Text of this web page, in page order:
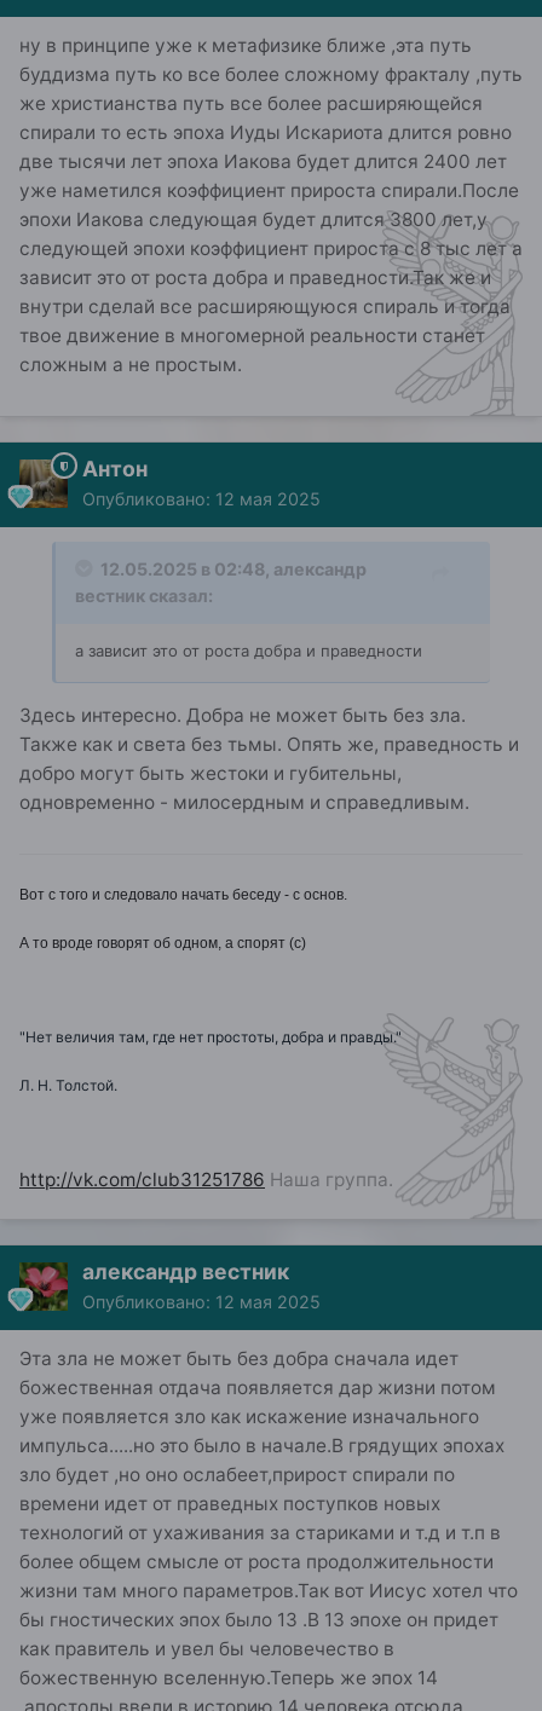
ну в принципе уже к метафизике ближе ,эта путь
буддизма путь ко все более сложному фракталу ,путь
же христианства путь все более расширяющейся
спирали то есть эпоха Иуды Искариота длится ровно
две тысячи лет эпоха Иакова будет длится 2400 лет
уже наметился коэффициент прироста спирали.После
эпохи Иакова следующая будет длится 3800 лет,у
следующей эпохи коэффициент прироста с 8 тыс лет а
зависит это от роста добра и праведности.Так же и
внутри сделай все расширяющуюся спираль и тогда
твое движение в многомерной реальности станет
сложным а не простым.
Антон
Опубликовано: 12 мая 2025
12.05.2025 в 02:48, александр
вестник сказал:
а зависит это от роста добра и праведности
Здесь интересно. Добра не может быть без зла.
Также как и света без тьмы. Опять же, праведность и
добро могут быть жестоки и губительны,
одновременно - милосердным и справедливым.
Вот с того и следовало начать беседу - с основ.
А то вроде говорят об одном, а спорят (с)
"Нет величия там, где нет простоты, добра и правды."
Л. Н. Толстой.
http://vk.com/club31251786 Наша группа.
александр вестник
Опубликовано: 12 мая 2025
Эта зла не может быть без добра сначала идет
божественная отдача появляется дар жизни потом
уже появляется зло как искажение изначального
импульса.....но это было в начале.В грядущих эпохах
зло будет ,но оно ослабеет,прирост спирали по
времени идет от праведных поступков новых
технологий от ухаживания за стариками и т.д и т.п в
более общем смысле от роста продолжительности
жизни там много параметров.Так вот Иисус хотел что
бы гностических эпох было 13 .В 13 эпохе он придет
как правитель и увел бы человечество в
божественную вселенную.Теперь же эпох 14
,апостолы ввели в историю 14 человека отсюда